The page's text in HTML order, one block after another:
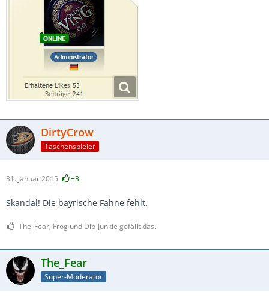
DirtyCrow
Taschenspieler
31. Januar 2015 +3
Skandal! Die bayrische Fahne fehlt.
The_Fear, Frog und Dip-Junkie gefällt das.
The_Fear
Super-Moderator